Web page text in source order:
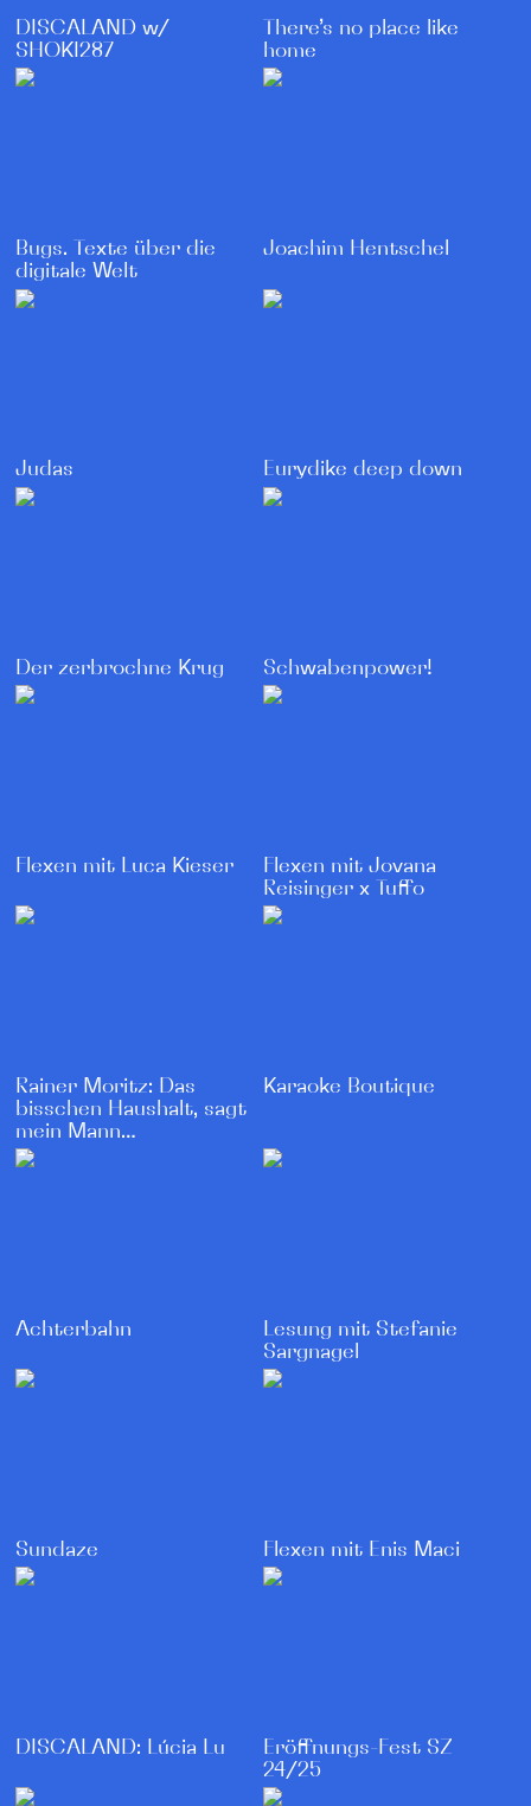
DISCALAND w/
SHOKI287
There’s no place like
home
Bugs. Texte über die
digitale Welt
Joachim Hentschel
Judas Eurydike deep down
Der zerbrochne Krug Schwabenpower!
Flexen mit Luca Kieser
Flexen mit Jovana
Reisinger x Tuffo
Rainer Moritz: Das
bisschen Haushalt, sagt
mein Mann…
Karaoke Boutique
Achterbahn
Lesung mit Stefanie
Sargnagel
Sundaze Flexen mit Enis Maci
DISCALAND: Lúcia Lu
Eröffnungs-Fest SZ
24/25